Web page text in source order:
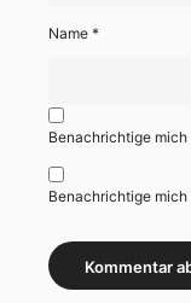
Name *
Benachrichtige
Benachrichtige